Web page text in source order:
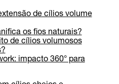
de cílios volume
os fios naturais?
de cílios volumosos
impacto 360° para